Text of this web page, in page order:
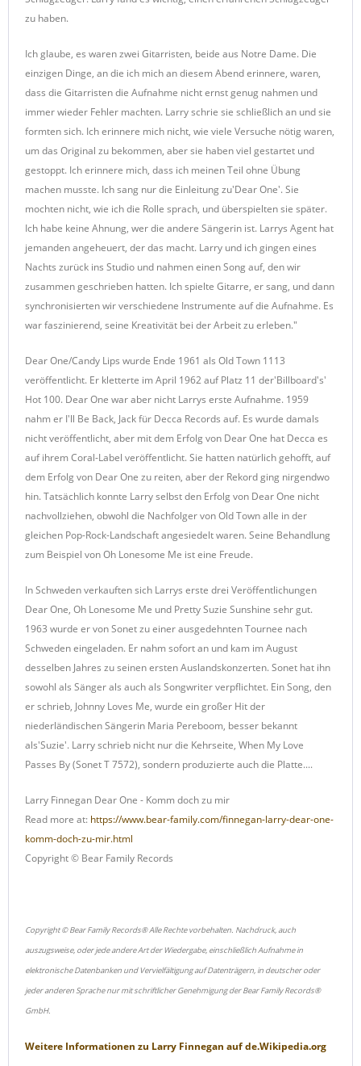
zu haben.
Ich glaube, es waren zwei Gitarristen, beide aus Notre Dame. Die
einzigen Dinge, an die ich mich an diesem Abend erinnere, waren,
dass die Gitarristen die Aufnahme nicht ernst genug nahmen und
immer wieder Fehler machten. Larry schrie sie schließlich an und sie
formten sich. Ich erinnere mich nicht, wie viele Versuche nötig waren,
um das Original zu bekommen, aber sie haben viel gestartet und
gestoppt. Ich erinnere mich, dass ich meinen Teil ohne Übung
machen musste. Ich sang nur die Einleitung zu'Dear One'. Sie
mochten nicht, wie ich die Rolle sprach, und überspielten sie später.
Ich habe keine Ahnung, wer die andere Sängerin ist. Larrys Agent hat
jemanden angeheuert, der das macht. Larry und ich gingen eines
Nachts zurück ins Studio und nahmen einen Song auf, den wir
zusammen geschrieben hatten. Ich spielte Gitarre, er sang, und dann
synchronisierten wir verschiedene Instrumente auf die Aufnahme. Es
war faszinierend, seine Kreativität bei der Arbeit zu erleben."
Dear One/Candy Lips wurde Ende 1961 als Old Town 1113
veröffentlicht. Er kletterte im April 1962 auf Platz 11 der'Billboard's'
Hot 100. Dear One war aber nicht Larrys erste Aufnahme. 1959
nahm er I'll Be Back, Jack für Decca Records auf. Es wurde damals
nicht veröffentlicht, aber mit dem Erfolg von Dear One hat Decca es
auf ihrem Coral-Label veröffentlicht. Sie hatten natürlich gehofft, auf
dem Erfolg von Dear One zu reiten, aber der Rekord ging nirgendwo
hin. Tatsächlich konnte Larry selbst den Erfolg von Dear One nicht
nachvollziehen, obwohl die Nachfolger von Old Town alle in der
gleichen Pop-Rock-Landschaft angesiedelt waren. Seine Behandlung
zum Beispiel von Oh Lonesome Me ist eine Freude.
In Schweden verkauften sich Larrys erste drei Veröffentlichungen
Dear One, Oh Lonesome Me und Pretty Suzie Sunshine sehr gut.
1963 wurde er von Sonet zu einer ausgedehnten Tournee nach
Schweden eingeladen. Er nahm sofort an und kam im August
desselben Jahres zu seinen ersten Auslandskonzerten. Sonet hat ihn
sowohl als Sänger als auch als Songwriter verpflichtet. Ein Song, den
er schrieb, Johnny Loves Me, wurde ein großer Hit der
niederländischen Sängerin Maria Pereboom, besser bekannt
als'Suzie'. Larry schrieb nicht nur die Kehrseite, When My Love
Passes By (Sonet T 7572), sondern produzierte auch die Platte....
Larry Finnegan Dear One - Komm doch zu mir
Read more at: https://www.bear-family.com/finnegan-larry-dear-one-
komm-doch-zu-mir.html
Copyright © Bear Family Records
Copyright © Bear Family Records® Alle Rechte vorbehalten. Nachdruck, auch
auszugsweise, oder jede andere Art der Wiedergabe, einschließlich Aufnahme in
elektronische Datenbanken und Vervielfältigung auf Datenträgern, in deutscher oder
jeder anderen Sprache nur mit schriftlicher Genehmigung der Bear Family Records®
GmbH.
Weitere Informationen zu Larry Finnegan aufde.Wikipedia.org